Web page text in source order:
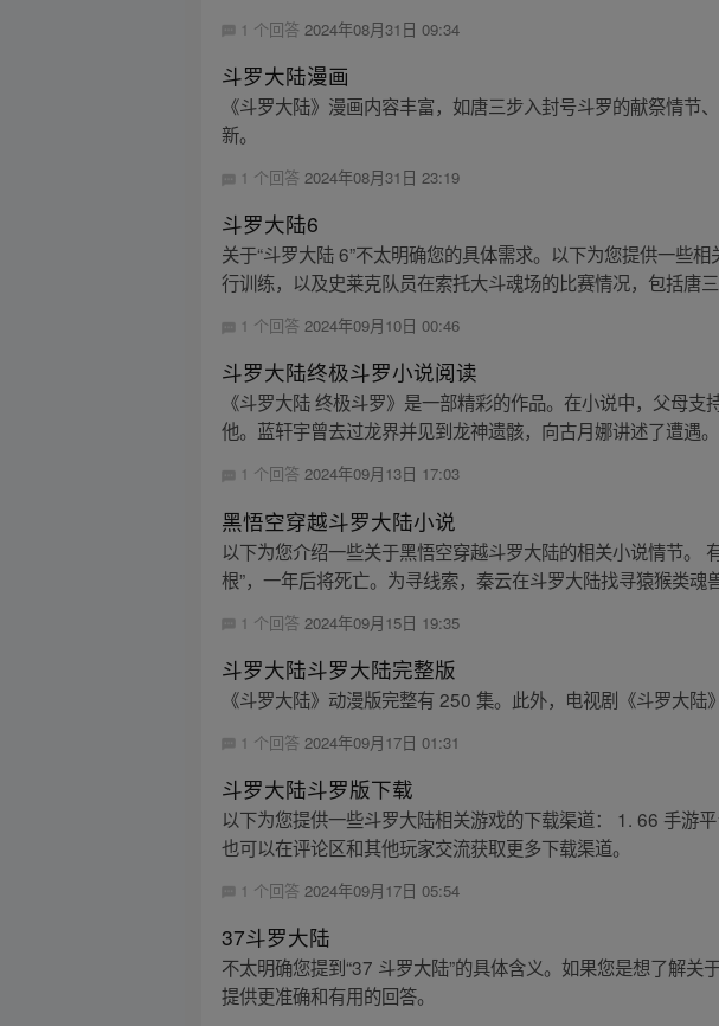
1 个回答 2024年08月31日 09:34
斗罗大陆漫画
《斗罗大陆》漫画内容丰富，如唐三步入封号斗罗的献祭情
新。
1 个回答2024年08月31日 23:19
斗罗大陆6
关于“斗罗大陆 6”不太明确您的具体需求。以下为您提供一些
行训练，以及史莱克队员在索托大斗魂场的比赛情况，包括唐
1 个回答2024年09月10日 00:46
斗罗大陆终极斗罗小说阅读
《斗罗大陆 终极斗罗》是一部精彩的作品。在小说中，父母
他。蓝轩宇曾去过龙界并见到龙神遗骸，向古月娜讲述了遭遇
1 个回答2024年09月13日 17:03
黑悟空穿越斗罗大陆小说
以下为您介绍一些关于黑悟空穿越斗罗大陆的相关小说情节。
根”，一年后将死亡。为寻线索，秦云在斗罗大陆找寻猿猴类魂
1 个回答 2024年09月15日 19:35
斗罗大陆斗罗大陆完整版
《斗罗大陆》动漫版完整有 250 集。此外，电视剧《斗罗大陆
1 个回答 2024年09月17日 01:31
斗罗大陆斗罗版下载
以下为您提供一些斗罗大陆相关游戏的下载渠道： 1. 66 手游
也可以在评论区和其他玩家交流获取更多下载渠道。
1 个回答2024年09月17日 05:54
37斗罗大陆
不太明确您提到“37 斗罗大陆”的具体含义。如果您是想了解
提供更准确和有用的回答。